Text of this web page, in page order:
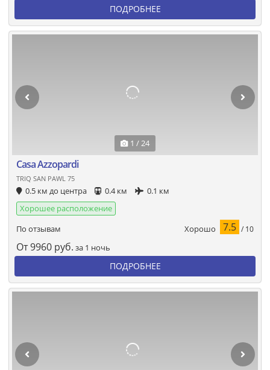
ПОДРОБНЕЕ
1 / 24
Casa Azzopardi
TRIQ SAN PAWL 75
0.5 км до центра 0.4 км
0.1 км
Хорошее расположение
По отзывам
Хорошо 7.5 / 10
От9960 руб. за 1 ночь
ПОДРОБНЕЕ